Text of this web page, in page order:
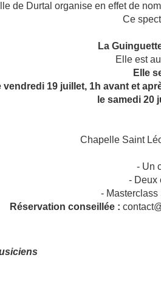
de Durtal organise en effet de
Ce
La
Elle est
Elle
vendredi 19 juillet, 1h avant et
le samedi 20
Chapelle Saint
- Un
- Deux
-
Réservation conseillée :